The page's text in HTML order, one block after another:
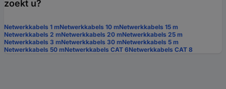
zoekt u?
Netwerkkabels 1 mNetwerkkabels 10 mNetwerkkabels 15 m
Netwerkkabels 2 mNetwerkkabels 20 mNetwerkkabels 25 m
Netwerkkabels 3 mNetwerkkabels 30 mNetwerkkabels 5 m
Netwerkkabels 50 mNetwerkkabels CAT 6Netwerkkabels CAT 8